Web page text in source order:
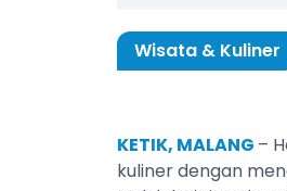
Wisata & Kuliner
KETIK, MALANG –
kuliner dengan